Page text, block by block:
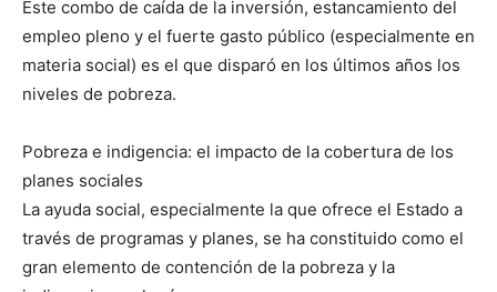
Este combo de caída de la inversión, estancamiento del
empleo pleno y el fuerte gasto público (especialmente en
materia social) es el que disparó en los últimos años los
niveles de pobreza.
Pobreza e indigencia: el impacto de la cobertura de los
planes sociales
La ayuda social, especialmente la que ofrece el Estado a
través de programas y planes, se ha constituido como el
gran elemento de contención de la pobreza y la